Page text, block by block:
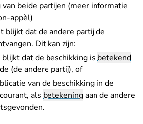
beide partijen (meer informatie
appèl)
blijkt dat de andere partij de
Dit kan zijn:
dat de beschikking is betekend
(de andere partij), of
van de beschikking in de
als betekeningaan de andere